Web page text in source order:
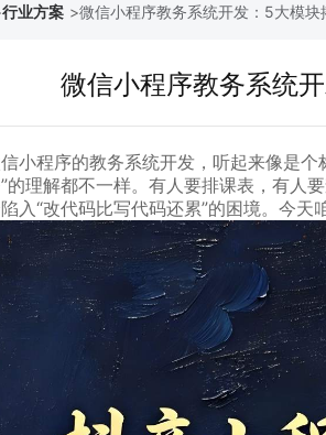
行业方案 >微信小程序教务系统开发：5大模
微信小程序教务系统
小程序的教务系统开发，听起来像是
的理解都不一样。有人要排课表，有人
入“改代码比写代码还累”的困境。今天